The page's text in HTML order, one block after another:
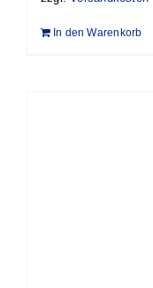
In den Warenkorb